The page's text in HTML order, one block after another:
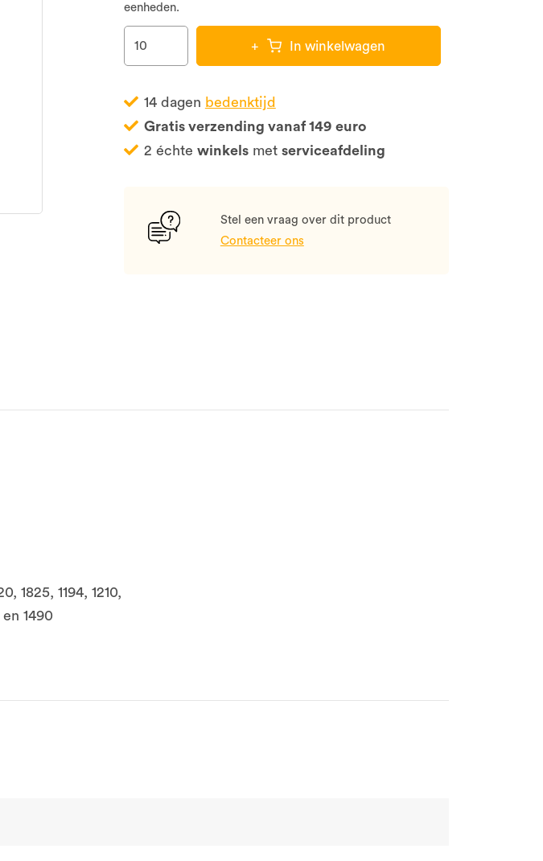
eenheden.
+ In winkelwagen
14 dagen bedenktijd
Gratis verzending vanaf 149 euro
2 échte winkelsmet serviceafdeling
Stel een vraag over dit product
Contacteer ons
1825, 1194, 1210,
1490